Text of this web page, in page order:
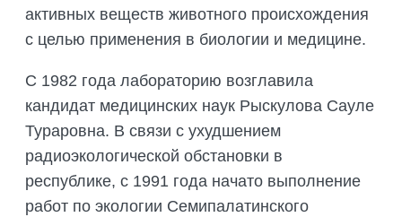
активных веществ животного происхождения
с целью применения в биологии и медицине.
С 1982 года лабораторию возглавила
кандидат медицинских наук Рыскулова Сауле
Тураровна. В связи с ухудшением
радиоэкологической обстановки в
республике, с 1991 года начато выполнение
работ по экологии Семипалатинского